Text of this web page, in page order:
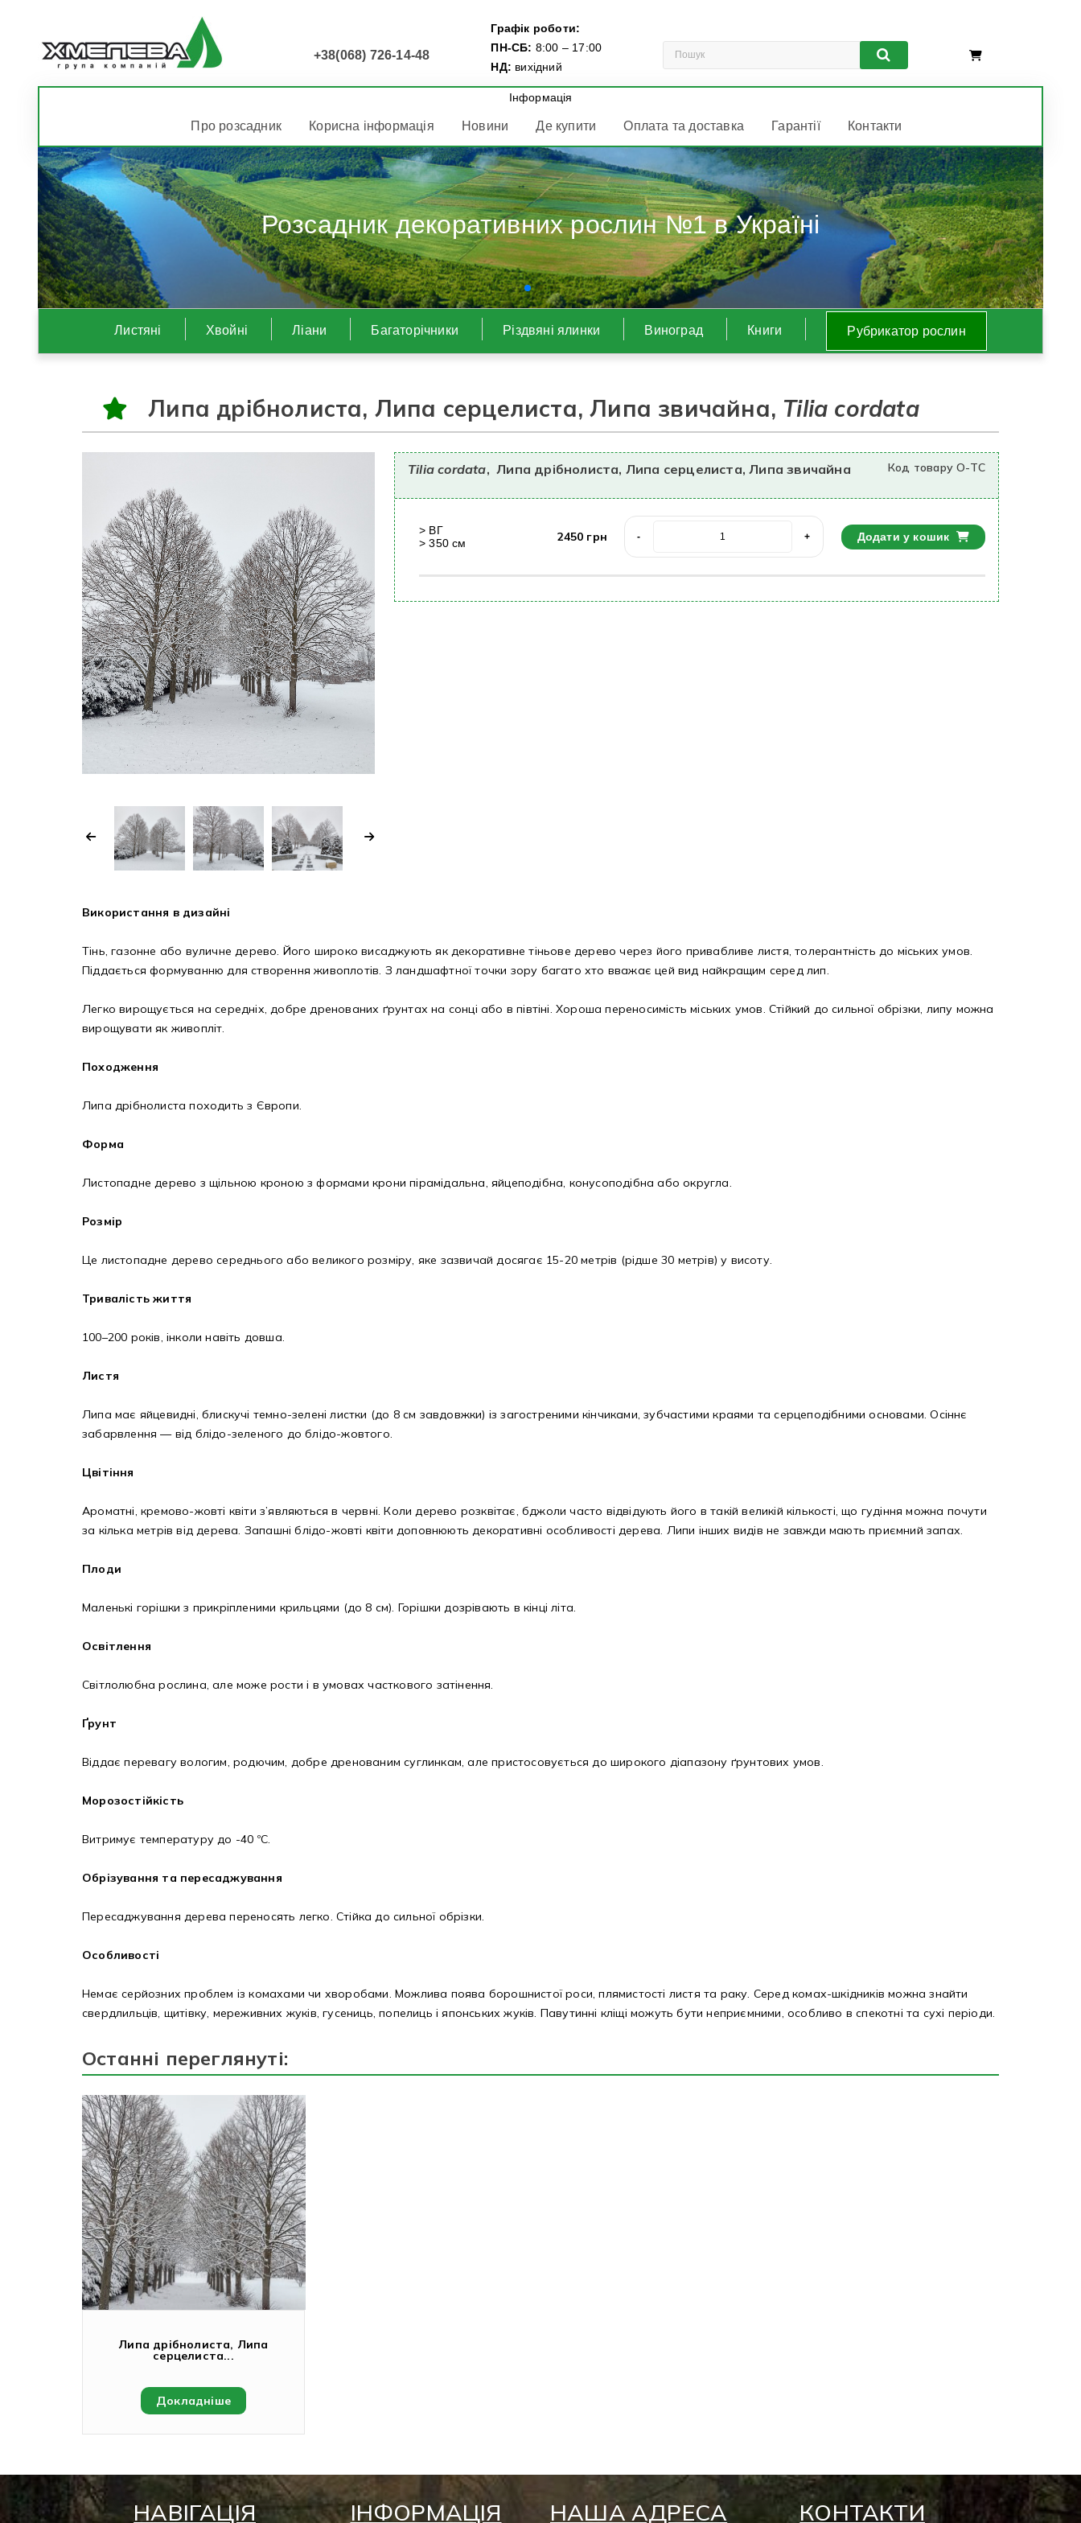
+38(068) 726-14-48
Графік роботи:
ПН-СБ: 8:00 – 17:00
НД: вихідний
Інформація
Про розсадник Корисна інформація Новини Де купити Оплата та доставка Гарантії Контакти
Розсадник декоративних рослин №1 в Україні
Листяні Хвойні Ліани Багаторічники Різдвяні ялинки Виноград Книги Рубрикатор рослин
Липа дрібнолиста, Липа серцелиста, Липа звичайна, Tilia cordata
Tilia cordata,Липа дрібнолиста, Липа серцелиста, Липа звичайна Код товару O-TС
> ВГ
>350 cм 2450 грн - + Додати у кошик
Використання в дизайні
Тінь, газонне або вуличне дерево. Його широко висаджують як декоративне тіньове дерево через його привабливе листя, толерантність до міських умов.
Піддається формуванню для створення живоплотів. З ландшафтної точки зору багато хто вважає цей вид найкращим серед лип.
Легко вирощується на середніх, добре дренованих ґрунтах на сонці або в півтіні. Хороша переносимість міських умов. Стійкий до сильної обрізки, липу можна
вирощувати як живопліт.
Походження
Липа дрібнолиста походить з Європи.
Форма
Листопадне дерево з щільною кроною з формами крони пірамідальна, яйцеподібна, конусоподібна або округла.
Розмір
Це листопадне дерево середнього або великого розміру, яке зазвичай досягає 15-20 метрів (рідше 30 метрів) у висоту.
Тривалість життя
100–200 років, інколи навіть довша.
Листя
Липа має яйцевидні, блискучі темно-зелені листки (до 8 см завдовжки) із загостреними кінчиками, зубчастими краями та серцеподібними основами. Осіннє
забарвлення — від блідо-зеленого до блідо-жовтого.
Цвітіння
Ароматні, кремово-жовті квіти з’являються в червні. Коли дерево розквітає, бджоли часто відвідують його в такій великій кількості, що гудіння можна почути
за кілька метрів від дерева. Запашні блідо-жовті квіти доповнюють декоративні особливості дерева. Липи інших видів не завжди мають приємний запах.
Плоди
Маленькі горішки з прикріпленими крильцями (до 8 см). Горішки дозрівають в кінці літа.
Освітлення
Світлолюбна рослина, але може рости і в умовах часткового затінення.
Ґрунт
Віддає перевагу вологим, родючим, добре дренованим суглинкам, але пристосовується до широкого діапазону ґрунтових умов.
Морозостійкість
Витримує температуру до -40 ºС.
Обрізування та пересаджування
Пересаджування дерева переносять легко. Стійка до сильної обрізки.
Особливості
Немає серйозних проблем із комахами чи хворобами. Можлива поява борошнистої роси, плямистості листя та раку. Серед комах-шкідників можна знайти
свердлильців, щитівку, мереживних жуків, гусениць, попелиць і японських жуків. Павутинні кліщі можуть бути неприємними, особливо в спекотні та сухі періоди.
Останні переглянуті:
Липа дрібнолиста, Липа
серцелиста...
Докладніше
НАВІГАЦІЯ ІНФОРМАЦІЯ НАША АДРЕСА КОНТАКТИ